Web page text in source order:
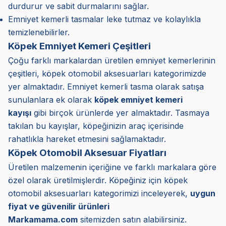
durdurur ve sabit durmalarını sağlar.
Emniyet kemerli tasmalar leke tutmaz ve kolaylıkla
temizlenebilirler.
Köpek Emniyet Kemeri Çeşitleri
Çoğu farklı markalardan üretilen emniyet kemerlerinin
çeşitleri, köpek otomobil aksesuarları kategorimizde
yer almaktadır. Emniyet kemerli tasma olarak satışa
sunulanlara ek olarak köpek emniyet kemeri
kayışı gibi birçok ürünlerde yer almaktadır. Tasmaya
takılan bu kayışlar, köpeğinizin araç içerisinde
rahatlıkla hareket etmesini sağlamaktadır.
Köpek Otomobil Aksesuar Fiyatları
Üretilen malzemenin içeriğine ve farklı markalara göre
özel olarak üretilmişlerdir. Köpeğiniz için köpek
otomobil aksesuarları kategorimizi inceleyerek, uygun
fiyat ve güvenilir ürünleri
Markamama.com sitemizden satın alabilirsiniz.